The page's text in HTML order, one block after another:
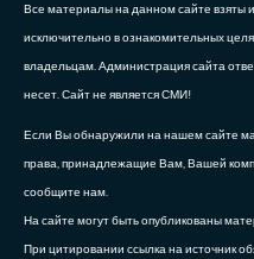
Все материалы на данном сайте взяты
исключительно в ознакомительных
владельцам. Администрация сайта
несет. Сайт не является СМИ!
Если Вы обнаружили на нашем сайте
права, принадлежащие Вам, Вашей
сообщите нам.
На сайте могут быть опубликованы
При цитировании ссылка на источник